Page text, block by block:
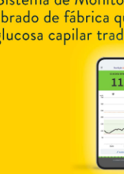
Otros
Otros